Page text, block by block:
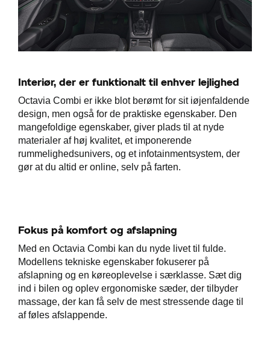
Interiør, der er funktionalt til enhver lejlighed
Octavia Combi er ikke blot berømt for sit iøjenfaldende
design, men også for de praktiske egenskaber. Den
mangefoldige egenskaber, giver plads til at nyde
materialer af høj kvalitet, et imponerende
rummelighedsunivers, og et infotainmentsystem, der
gør at du altid er online, selv på farten.
Fokus på komfort og afslapning
Med en Octavia Combi kan du nyde livet til fulde.
Modellens tekniske egenskaber fokuserer på
afslapning og en køreoplevelse i særklasse. Sæt dig
ind i bilen og oplev ergonomiske sæder, der tilbyder
massage, der kan få selv de mest stressende dage til
af føles afslappende.